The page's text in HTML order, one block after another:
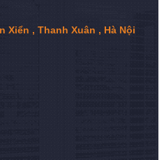
Xiển , Thanh Xuân , Hà Nội